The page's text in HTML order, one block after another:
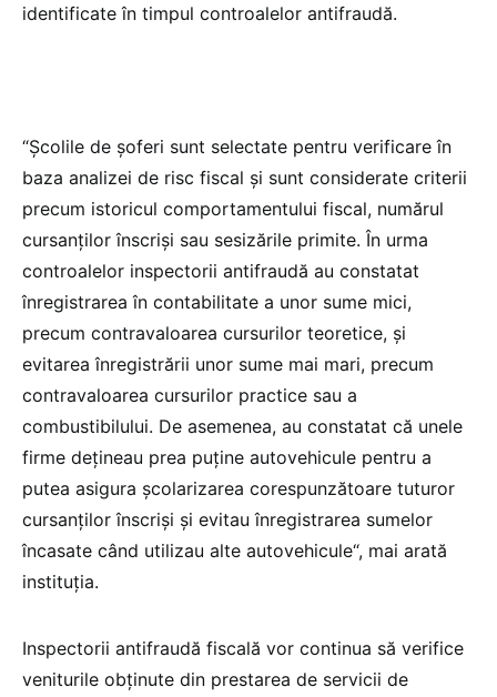
identificate în timpul controalelor antifraudă.
“Școlile de șoferi sunt selectate pentru verificare în
baza analizei de risc fiscal și sunt considerate criterii
precum istoricul comportamentului fiscal, numărul
cursanților înscriși sau sesizările primite. În urma
controalelor inspectorii antifraudă au constatat
înregistrarea în contabilitate a unor sume mici,
precum contravaloarea cursurilor teoretice, și
evitarea înregistrării unor sume mai mari, precum
contravaloarea cursurilor practice sau a
combustibilului. De asemenea, au constatat că unele
firme dețineau prea puține autovehicule pentru a
putea asigura școlarizarea corespunzătoare tuturor
cursanților înscriși și evitau înregistrarea sumelor
încasate când utilizau alte autovehicule“, mai arată
instituția.
Inspectorii antifraudă fiscală vor continua să verifice
veniturile obținute din prestarea de servicii de